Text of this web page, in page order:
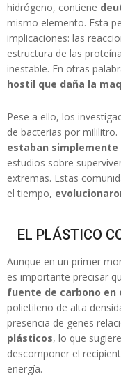
hidrógeno, contiene
mismo elemento. Esta
implicaciones: las
estructura de las
inestable. En otras
hostil que daña la
Pese a ello, los
de bacterias por
estaban
estudios sobre
extremas. Estas
el tiempo,
EL PLÁSTICO
Aunque en un primer
es importante precisar
fuente de carbono en
polietileno de alta
presencia de genes
plásticos, lo que
descomponer el
energía.